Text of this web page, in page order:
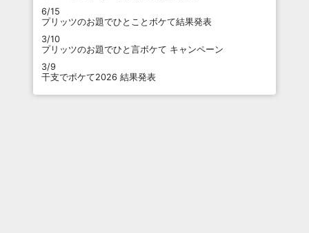
6/15
プリッツのお題でひとことボケて結果発表
3/10
プリッツのお題でひと言ボケて キャンペーン
3/9
干支でボケて2026 結果発表